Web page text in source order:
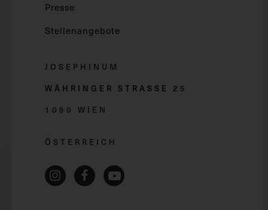
Presse
Stellenangebote
JOSEPHINUM
WÄHRINGER STRASSE 2 5
1090 WIEN
ÖSTERREICH